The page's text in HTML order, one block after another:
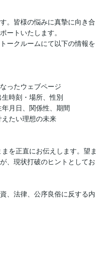
。皆様の悩みに真摯に向き合
ートいたします。
ークルームにて以下の情報を
ったウェブページ
時刻・場所、性別
月日、関係性、期間
えたい理想の未来
、現状打破のヒントとしてお
、法律、公序良俗に反する内